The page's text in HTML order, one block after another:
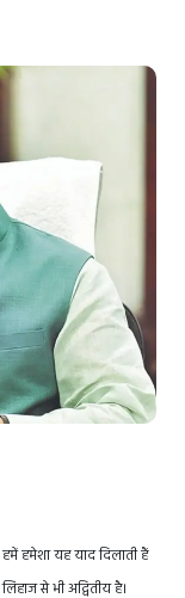
हमेशा यह याद दिलाती हैं
से भी अद्वितीय है।